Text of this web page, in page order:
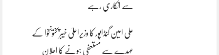
سے انکاری رہے
علی امین گنڈاپور کا وزیراعلیٰ خیبرپختونخوا کے
عہدے سے مستعفی ہونے کا اعلان